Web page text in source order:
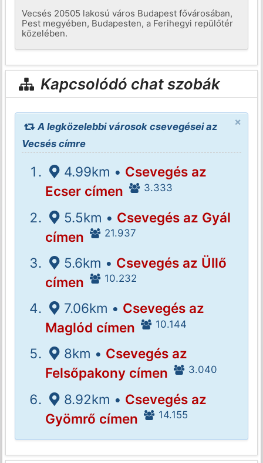
Vecsés 20505 lakosú város Budapest fővárosában,
Pest megyében, Budapesten, a Ferihegyi repülőtér
közelében.
Kapcsolódó chat szobák
×
A legközelebbi városok csevegései az
Vecsés címre
4.99km • Csevegés az
Ecser címen
3.333
5.5km • Csevegés az Gyál
címen
21.937
5.6km • Csevegés az Üllő
címen
10.232
7.06km • Csevegés az
Maglód címen
10.144
8km • Csevegés az
Felsőpakony címen
3.040
8.92km • Csevegés az
Gyömrő címen
14.155